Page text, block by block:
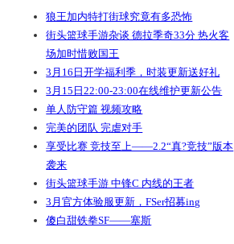
狼王加内特打街球究竟有多恐怖
街头篮球手游杂谈 德拉季奇33分 热火客
场加时惜败国王
3月16日开学福利季，时装更新送好礼
3月15日22:00-23:00在线维护更新公告
单人防守篇 视频攻略
完美的团队 完虐对手
享受比赛 竞技至上——2.2“真?竞技”版本
袭来
街头篮球手游 中锋C 内线的王者
3月官方体验服更新，FSer招募ing
傻白甜铁拳SF——塞斯